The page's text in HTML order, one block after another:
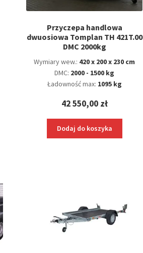
Przyczepa handlowa
dwuosiowa Tomplan TH 421T.00
DMC 2000kg
Wymiary wew.: 420 x 200 x 230 cm
DMC: 2000 - 1500 kg
Ładowność max: 1095 kg
42 550,00 zł
Dodaj do koszyka